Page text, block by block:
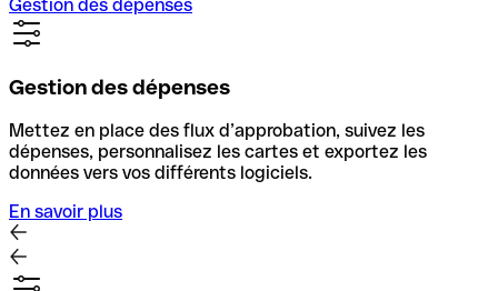
Gestion des dépenses
Gestion des dépenses
Mettez en place des flux d’approbation, suivez les
dépenses, personnalisez les cartes et exportez les
données vers vos différents logiciels.
En savoir plus